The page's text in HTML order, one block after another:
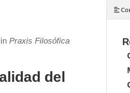
Praxis Filosófica
del